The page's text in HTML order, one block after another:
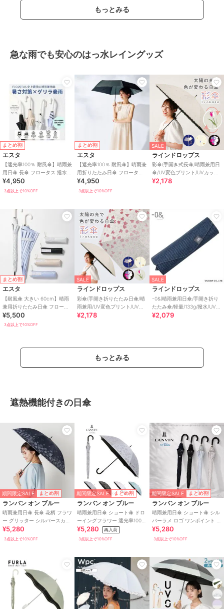
もっとみる
急な雨でも安心のはっ水レイングッズ
まとめ割
エスタ
【遮光率100％ 耐風傘】晴雨兼
用日傘 長傘 フロータス 撥水
遮光 遮熱 UV 55cm
¥4,950
3点以上で10%OFF
まとめ割
エスタ
【遮光率100％ 耐風傘】晴雨兼
用折りたたみ日傘 フロータス
撥水 遮光 遮熱 UV 54cm
¥4,950
3点以上で10%OFF
SALE
ラインドロップス
彩傘(手開き式長傘/晴雨兼用日
傘/UV変色プリント/UVカット
率&遮光率99.9％以上/遮熱/撥
¥2,178
まとめ割
エスタ
【耐風傘 大きい 60cm】晴雨
兼用折りたたみ日傘 フロータ
ス 撥水 遮光 遮熱 UV
¥5,500
3点以上で10%OFF
SALE
ラインドロップス
彩傘(手開き折りたたみ日傘/晴
雨兼用/UV変色プリント/UVカ
ット&遮光率99％以上/遮熱/撥
¥2,178
SALE
ラインドロップス
-0&(晴雨兼用日傘/手開き折り
たたみ傘/軽量/133g/撥水/UVカ
ット&遮光率99％以上/遮熱)
¥2,079
もっとみる
遮熱機能付きの日傘
期間限定SALE まとめ割
ランバン オン ブルー
晴雨兼用日傘 長傘 花柄 フラワ
ー グリッター シルバースカラ
刺繍 遮光 遮熱 UV
¥5,280
3点以上で10%OFF
期間限定SALE まとめ割
ランバン オン ブルー
晴雨兼用日傘 ショート傘 ドロ
ーイングフラワー 遮光率100％
遮熱 UV
¥5,280 再入荷
3点以上で10%OFF
期間限定SALE まとめ割
ランバン オン ブルー
晴雨兼用日傘 ショート傘 シル
バーラメ ロゴ ワンポイント 遮
光 遮熱 UV
¥5,280
3点以上で10%OFF